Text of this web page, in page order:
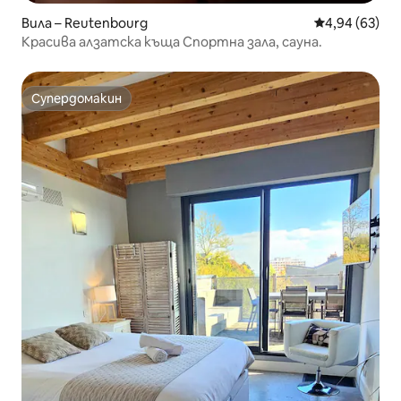
Вила – Reutenbourg Средна
4,94 (63)
Красива алзатска къща Спортна зала, сауна.
Супердомакин
Супердомакин